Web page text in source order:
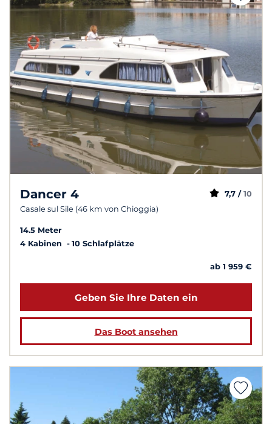
Dancer 4
Casale sul Sile (46 km von Chioggia)
7,7 / 10
14.5 Meter
4 Kabinen
10 Schlafplätze
ab 1 959 €
Geben Sie Ihre Daten ein
Das Boot ansehen